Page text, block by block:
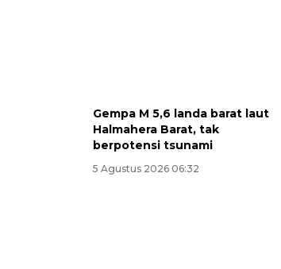
Gempa M 5,6 landa barat laut
Halmahera Barat, tak
berpotensi tsunami
5 Agustus 2026 06:32